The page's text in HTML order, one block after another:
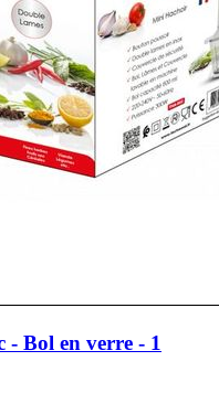
Bol en verre - 1